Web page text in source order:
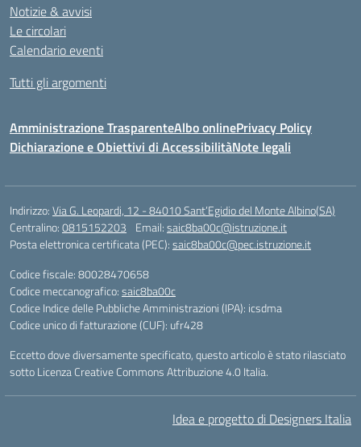
Notizie & avvisi
Le circolari
Calendario eventi
Tutti gli argomenti
Amministrazione TrasparenteAlbo onlinePrivacy Policy
Dichiarazione e Obiettivi di AccessibilitàNote legali
Indirizzo:Via G. Leopardi, 12 - 84010 Sant’Egidio del Monte Albino(SA)
Centralino:0815152203 Email:saic8ba00c@istruzione.it
Posta elettronica certificata (PEC):saic8ba00c@pec.istruzione.it
Codice fiscale: 80028470658
Codice meccanografico:saic8ba00c
Codice Indice delle Pubbliche Amministrazioni (IPA): icsdma
Codice unico di fatturazione (CUF): ufr428
Eccetto dove diversamente specificato, questo articolo è stato rilasciato
sotto Licenza Creative Commons Attribuzione 4.0 Italia.
Idea e progetto di Designers Italia